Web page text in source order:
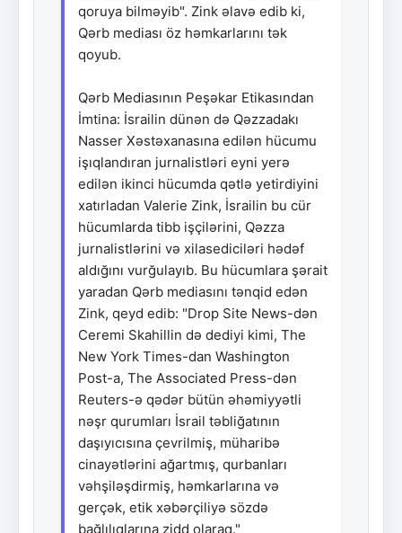
qoruya bilməyib". Zink əlavə edib ki,
Qərb mediası öz həmkarlarını tək
qoyub.
Qərb Mediasının Peşəkar Etikasından
İmtina: İsrailin dünən də Qəzzadakı
Nasser Xəstəxanasına edilən hücumu
işıqlandıran jurnalistləri eyni yerə
edilən ikinci hücumda qətlə yetirdiyini
xatırladan Valerie Zink, İsrailin bu cür
hücumlarda tibb işçilərini, Qəzza
jurnalistlərini və xilasediciləri hədəf
aldığını vurğulayıb. Bu hücumlara şərait
yaradan Qərb mediasını tənqid edən
Zink, qeyd edib: "Drop Site News-dən
Ceremi Skahillin də dediyi kimi, The
New York Times-dan Washington
Post-a, The Associated Press-dən
Reuters-ə qədər bütün əhəmiyyətli
nəşr qurumları İsrail təbliğatının
daşıyıcısına çevrilmiş, müharibə
cinayətlərini ağartmış, qurbanları
vəhşiləşdirmiş, həmkarlarına və
gerçək, etik xəbərçiliyə sözdə
bağlılıqlarına zidd olaraq."